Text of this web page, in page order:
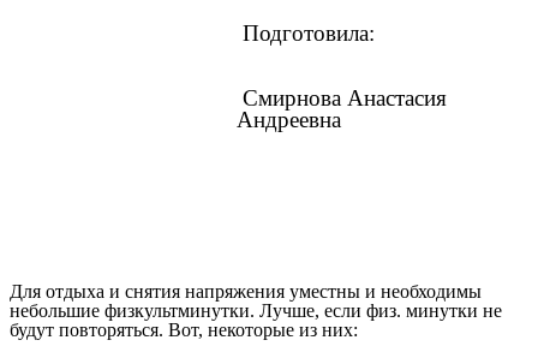
Подготовила:
Смирнова Анастасия
Андреевна
Для отдыха и снятия напряжения уместны и необходимы
небольшие физкультминутки. Лучше, если физ. минутки не
будут повторяться. Вот, некоторые из них: